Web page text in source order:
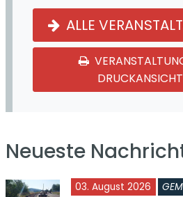
ALLE
DRUCKANSICHT
Neueste
03. August 2026